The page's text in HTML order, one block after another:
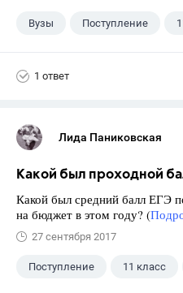
Вузы Поступление
1 ответ
Лида Паниковская
Какой был проходной
Какой был средний балл ЕГЭ
на бюджет в этом году? (
27 сентября 2017
Поступление 11 класс